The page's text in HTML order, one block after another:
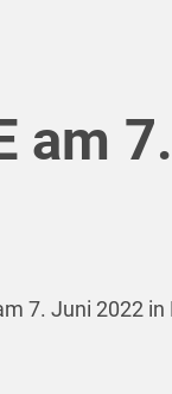
am
7. Juni 2022 in